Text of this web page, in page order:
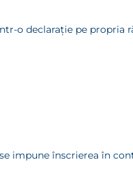
o declaraţie pe propria
impune înscrierea în